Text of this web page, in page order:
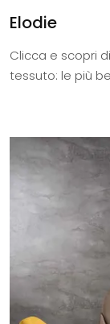
Elodie
Clicca e scopri
tessuto: le più